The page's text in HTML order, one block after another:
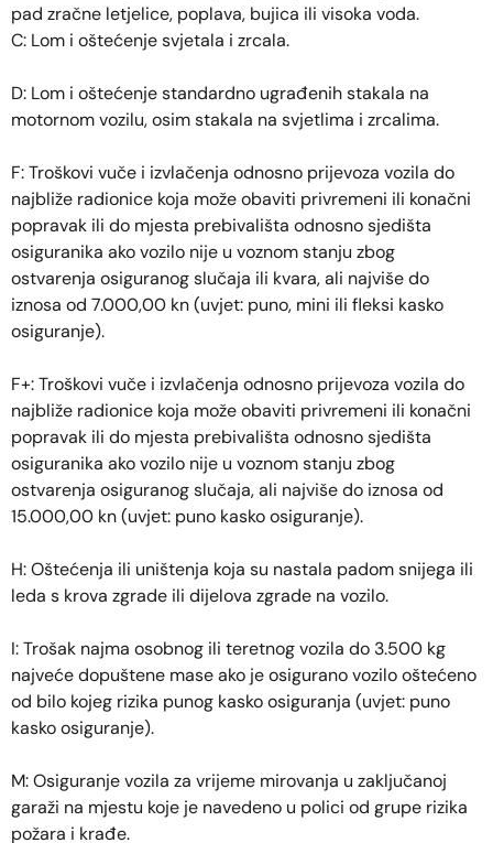
pad zračne letjelice, poplava, bujica ili visoka voda.
C: Lom i oštećenje svjetala i zrcala.
D: Lom i oštećenje standardno ugrađenih stakala na
motornom vozilu, osim stakala na svjetlima i zrcalima.
F: Troškovi vuče i izvlačenja odnosno prijevoza vozila do
najbliže radionice koja može obaviti privremeni ili konačni
popravak ili do mjesta prebivališta odnosno sjedišta
osiguranika ako vozilo nije u voznom stanju zbog
ostvarenja osiguranog slučaja ili kvara, ali najviše do
iznosa od 7.000,00 kn (uvjet: puno, mini ili fleksi kasko
osiguranje).
F+: Troškovi vuče i izvlačenja odnosno prijevoza vozila do
najbliže radionice koja može obaviti privremeni ili konačni
popravak ili do mjesta prebivališta odnosno sjedišta
osiguranika ako vozilo nije u voznom stanju zbog
ostvarenja osiguranog slučaja, ali najviše do iznosa od
15.000,00 kn (uvjet: puno kasko osiguranje).
H: Oštećenja ili uništenja koja su nastala padom snijega ili
leda s krova zgrade ili dijelova zgrade na vozilo.
I: Trošak najma osobnog ili teretnog vozila do 3.500 kg
najveće dopuštene mase ako je osigurano vozilo oštećeno
od bilo kojeg rizika punog kasko osiguranja (uvjet: puno
kasko osiguranje).
M: Osiguranje vozila za vrijeme mirovanja u zaključanoj
garaži na mjestu koje je navedeno u polici od grupe rizika
požara i krađe.